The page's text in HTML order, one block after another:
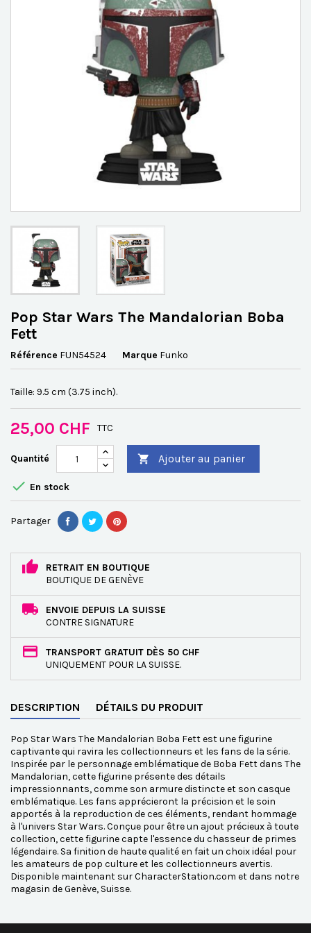
Pop Star Wars The Mandalorian Boba
Fett
Référence FUN54524 Marque Funko
Taille: 9.5 cm (3.75 inch).
25,00 CHF TTC
Quantité  Ajouter au panier
 En stock
Partager
RETRAIT EN BOUTIQUE
BOUTIQUE DE GENÈVE
ENVOIE DEPUIS LA SUISSE
CONTRE SIGNATURE
TRANSPORT GRATUIT DÈS 50 CHF
UNIQUEMENT POUR LA SUISSE.
DESCRIPTION DÉTAILS DU PRODUIT
Pop Star Wars The Mandalorian Boba Fett est une figurine
captivante qui ravira les collectionneurs et les fans de la série.
Inspirée par le personnage emblématique de Boba Fett dans The
Mandalorian, cette figurine présente des détails
impressionnants, comme son armure distincte et son casque
emblématique. Les fans apprécieront la précision et le soin
apportés à la reproduction de ces éléments, rendant hommage
à l'univers Star Wars. Conçue pour être un ajout précieux à toute
collection, cette figurine capte l'essence du chasseur de primes
légendaire. Sa finition de haute qualité en fait un choix idéal pour
les amateurs de pop culture et les collectionneurs avertis.
Disponible maintenant sur CharacterStation.com et dans notre
magasin de Genève, Suisse.